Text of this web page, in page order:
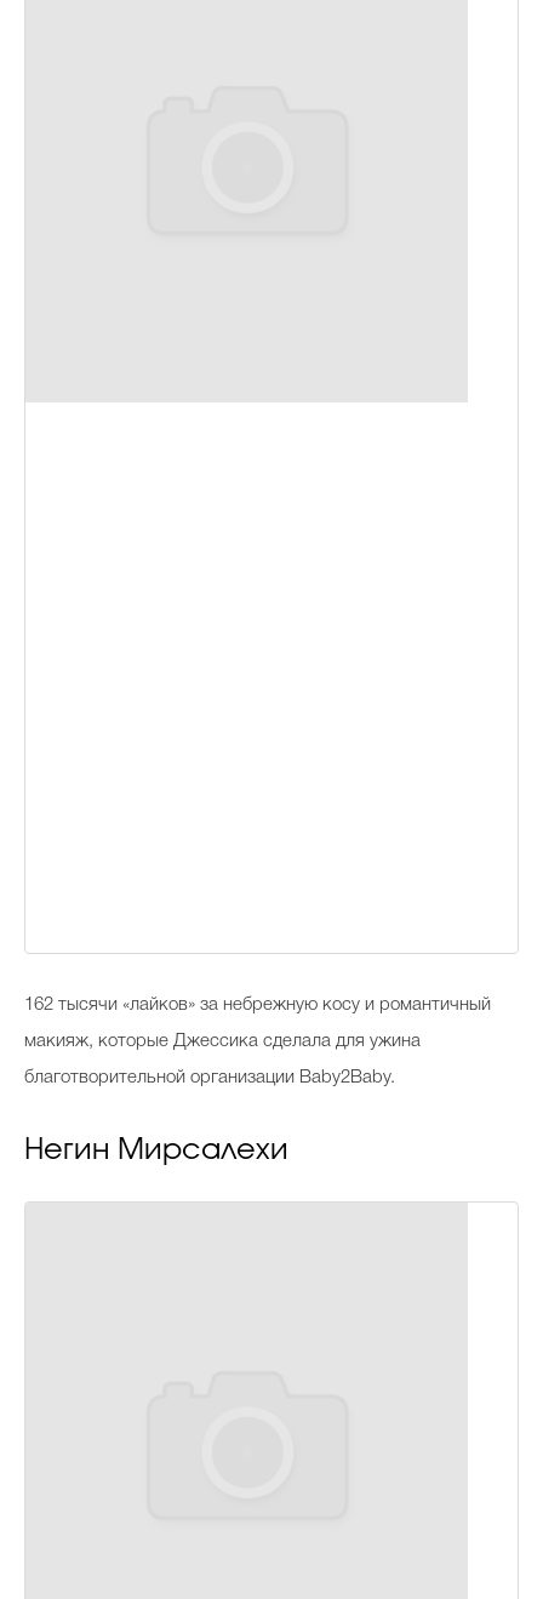
162 тысячи «лайков» за небрежную косу и романтичный
макияж, которые Джессика сделала для ужина
благотворительной организации Baby2Baby.
Негин Мирсалехи